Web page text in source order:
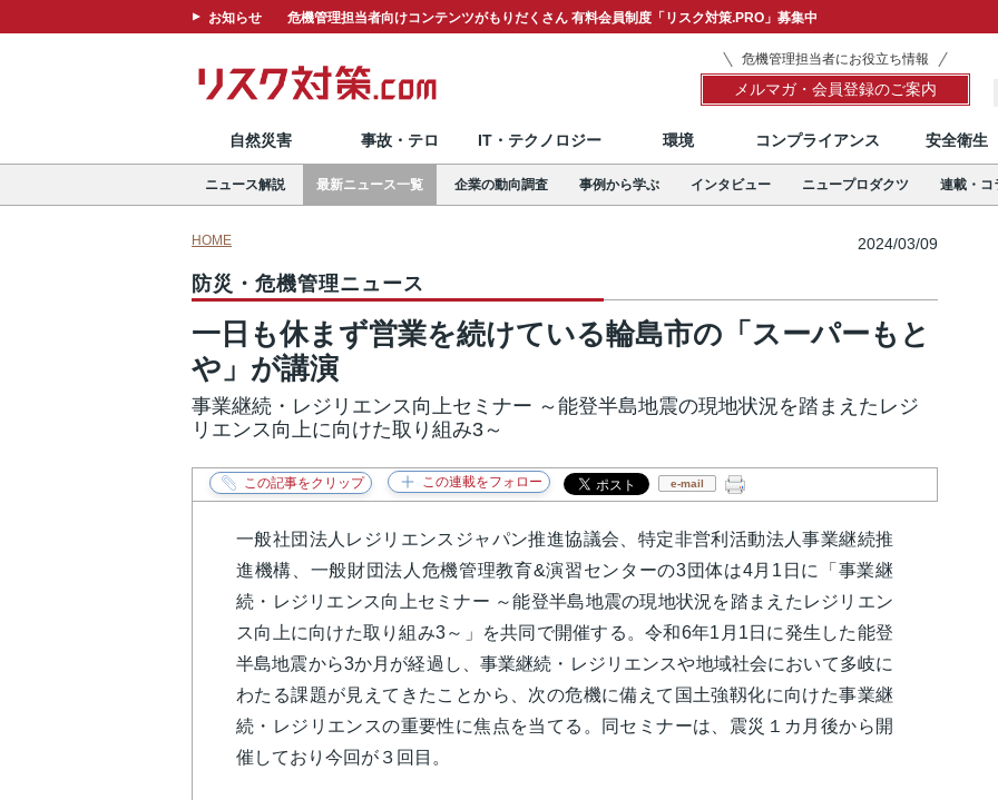
お知らせ 危機管理担当者向けコンテンツがもりだくさん 有料会員制度「リスク対策.PRO」募集中
危機管理担当者にお役立ち情報
メルマガ・会員登録のご案内
自然災害 事故・テロ IT・テクノロジー 環境 コンプライアンス 安全衛生
ニュース解説 最新ニュース一覧 企業の動向調査 事例から学ぶ インタビュー ニュープロダクツ 連載・コ
HOME 2024/03/09
防災・危機管理ニュース
一日も休まず営業を続けている輪島市の「スーパーもと
や」が講演
事業継続・レジリエンス向上セミナー ～能登半島地震の現地状況を踏まえたレジ
リエンス向上に向けた取り組み3～
e-mail
一般社団法人レジリエンスジャパン推進協議会、特定非営利活動法人事業継続推
進機構、一般財団法人危機管理教育&演習センターの3団体は4月1日に「事業継
続・レジリエンス向上セミナー ～能登半島地震の現地状況を踏まえたレジリエン
ス向上に向けた取り組み3～」を共同で開催する。令和6年1月1日に発生した能登
半島地震から3か月が経過し、事業継続・レジリエンスや地域社会において多岐に
わたる課題が見えてきたことから、次の危機に備えて国土強靱化に向けた事業継
続・レジリエンスの重要性に焦点を当てる。同セミナーは、震災１カ月後から開
催しており今回が３回目。